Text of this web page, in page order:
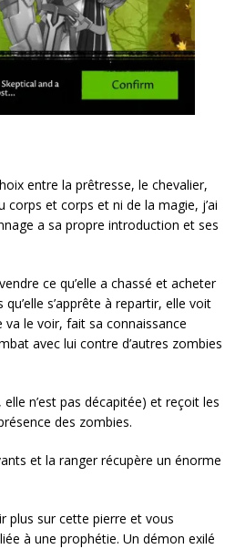
entre la prêtresse, le chevalier,
corps et corps et ni de la magie, j’ai
a sa propre introduction et ses
ce qu’elle a chassé et acheter
s’apprête à repartir, elle voit
le voir, fait sa connaissance
avec lui contre d’autres zombies
n’est pas décapitée) et reçoit les
des zombies.
et la ranger récupère un énorme
plus sur cette pierre et vous
à une prophétie. Un démon exilé